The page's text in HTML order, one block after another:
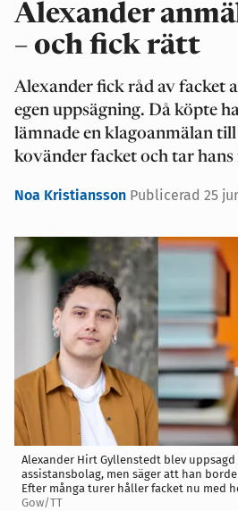
Alexander
– och fick rätt
Alexander fick råd av facket
egen uppsägning. Då köpte
lämnade en klagoanmälan
kovänder facket och tar
Noa Kristiansson Publicerad 25
Alexander Hirt Gyllenstedt blev
assistansbolag, men säger att han
Efter många turer håller facket nu med
Gow/TT